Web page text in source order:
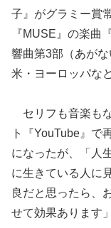
子』がグラミー賞
『MUSE』の楽曲
響曲第3部（あが
米・ヨーロッパな
セリフも音楽も
ト『YouTube』で
になったが、「人
に生きている人に
良だと思ったら、
せて効果あります